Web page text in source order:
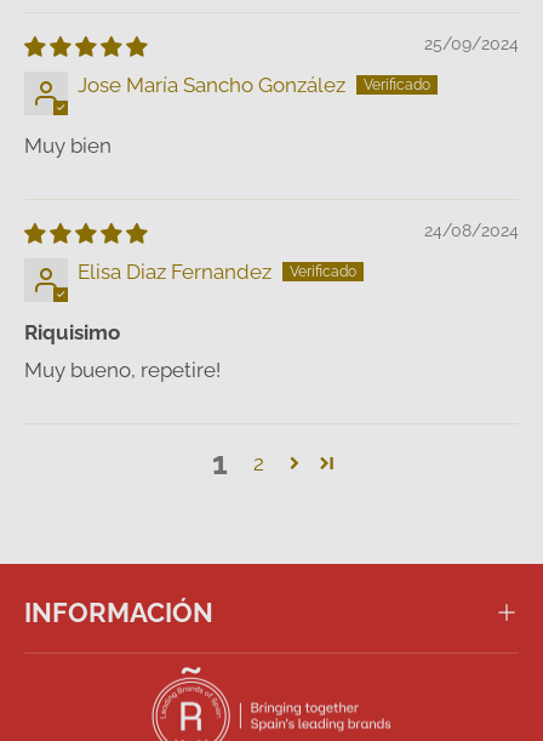
25/09/2024
Jose María Sancho González
Muy bien
24/08/2024
Elisa Diaz Fernandez
Riquisimo
Muy bueno, repetire!
1 2
INFORMACIÓN